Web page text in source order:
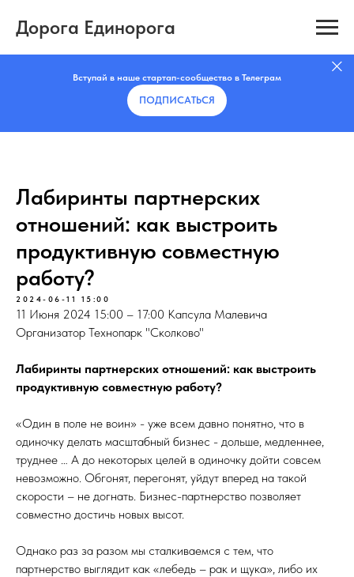
Дорога Единорога
Вступай в наше стартап-сообщество в Телеграм
ПОДПИСАТЬCЯ
Лабиринты партнерских
отношений: как выстроить
продуктивную совместную
работу?
2024-06-11 15:00
11 Июня 2024 15:00 – 17:00 Капсула Малевича
Организатор Технопарк "Сколково"
Лабиринты партнерских отношений: как выстроить
продуктивную совместную работу?
«Один в поле не воин» - уже всем давно понятно, что в
одиночку делать масштабный бизнес - дольше, медленнее,
труднее … А до некоторых целей в одиночку дойти совсем
невозможно. Обгонят, перегонят, уйдут вперед на такой
скорости – не догнать. Бизнес-партнерство позволяет
совместно достичь новых высот.
Однако раз за разом мы сталкиваемся с тем, что
партнерство выглядит как «лебедь – рак и щука», либо их